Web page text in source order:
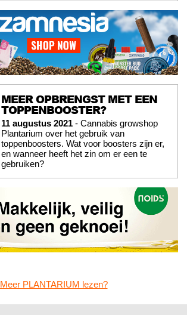
MEER OPBRENGST MET EEN
TOPPENBOOSTER?
11 augustus 2021 - Cannabis growshop
Plantarium over het gebruik van
toppenboosters. Wat voor boosters zijn er,
en wanneer heeft het zin om er een te
gebruiken?
Meer PLANTARIUM lezen?